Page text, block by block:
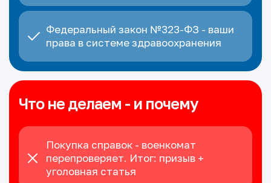
Федеральный закон №323-ФЗ - ваши
права в системе здравоохранения
Что не делаем - и почему
Покупка справок - военкомат
перепроверяет. Итог: призыв +
уголовная статья